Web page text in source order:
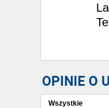
OPINIE O
Wszystkie